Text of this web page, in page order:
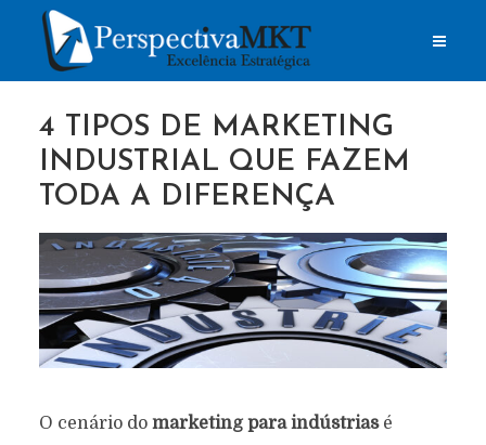
4 TIPOS DE MARKETING
INDUSTRIAL QUE FAZEM
TODA A DIFERENÇA
O cenário do marketing para indústriasé